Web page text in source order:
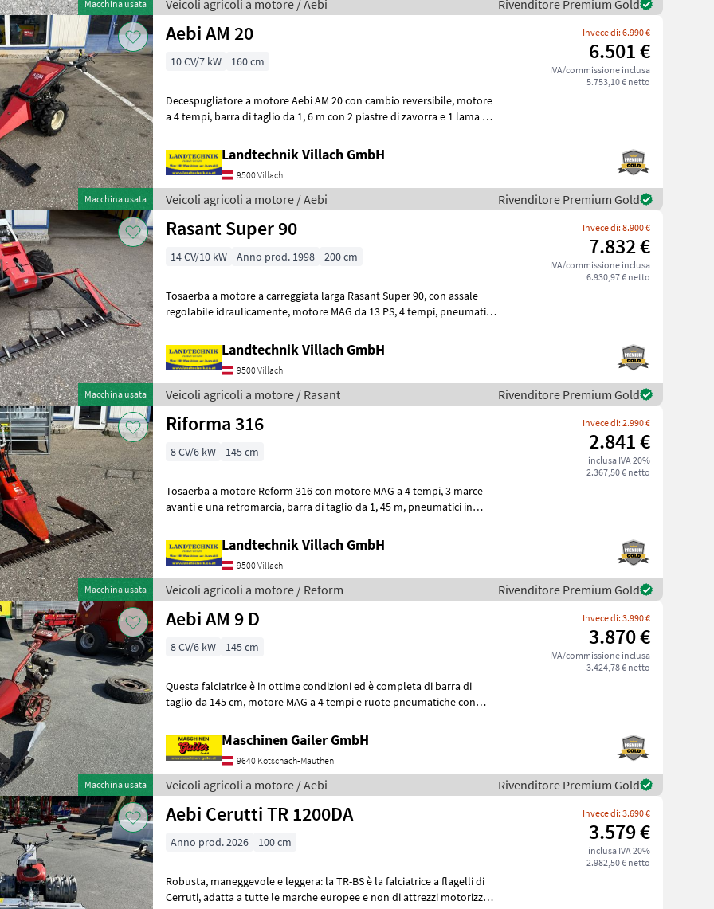
Macchina usata Veicoli agricoli a motore / Aebi Rivenditore Premium Gold
Macchina usata
Aebi AM 20 Invece di: 6.990 €
6.501 €
IVA/commissione inclusa
5.753,10 € netto
10 CV/7 kW 160 cm
Decespugliatore a motore Aebi AM 20 con cambio reversibile, motore
a 4 tempi, barra di taglio da 1, 6 m con 2 piastre di zavorra e 1 lama di
Landtechnik Villach GmbH
9500 Villach
Veicoli agricoli a motore / Aebi Rivenditore Premium Gold
Macchina usata
Rasant Super 90 Invece di: 8.900 €
7.832 €
IVA/commissione inclusa
6.930,97 € netto
14 CV/10 kW Anno prod. 1998 200 cm
Tosaerba a motore a carreggiata larga Rasant Super 90, con assale
regolabile idraulicamente, motore MAG da 13 PS, 4 tempi, pneumatici
Landtechnik Villach GmbH
9500 Villach
Veicoli agricoli a motore / Rasant Rivenditore Premium Gold
Macchina usata
Riforma 316 Invece di: 2.990 €
2.841 €
inclusa IVA 20%
2.367,50 € netto
8 CV/6 kW 145 cm
Tosaerba a motore Reform 316 con motore MAG a 4 tempi, 3 marce
avanti e una retromarcia, barra di taglio da 1, 45 m, pneumatici in
Landtechnik Villach GmbH
9500 Villach
Veicoli agricoli a motore / Reform Rivenditore Premium Gold
Macchina usata
Aebi AM 9 D Invece di: 3.990 €
3.870 €
IVA/commissione inclusa
3.424,78 € netto
8 CV/6 kW 145 cm
Questa falciatrice è in ottime condizioni ed è completa di barra di
taglio da 145 cm, motore MAG a 4 tempi e ruote pneumatiche con
Maschinen Gailer GmbH
9640 Kötschach-Mauthen
Veicoli agricoli a motore / Aebi Rivenditore Premium Gold
Aebi Cerutti TR 1200DA Invece di: 3.690 €
3.579 €
inclusa IVA 20%
2.982,50 € netto
Anno prod. 2026 100 cm
Robusta, maneggevole e leggera: la TR-BS è la falciatrice a flagelli di
Cerruti, adatta a tutte le marche europee e non di attrezzi motorizzati.